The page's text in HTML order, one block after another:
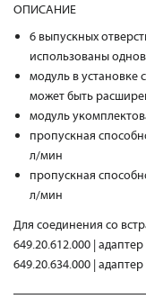
ОПИСАНИЕ
6 выпускных
использованы
модуль в установке
может быть
модуль
пропускная
л/мин
пропускная
л/мин
Для соединения со
649.20.612.000 |
649.20.634.000 |